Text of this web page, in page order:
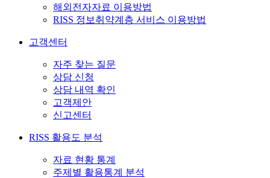
해외전자자료 이용방법
RISS 정보취약계층 서비스 이용방법
고객센터
자주 찾는 질문
상담 신청
상담 내역 확인
고객제안
신고센터
RISS 활용도 분석
자료 현황 통계
주제별 활용통계 분석